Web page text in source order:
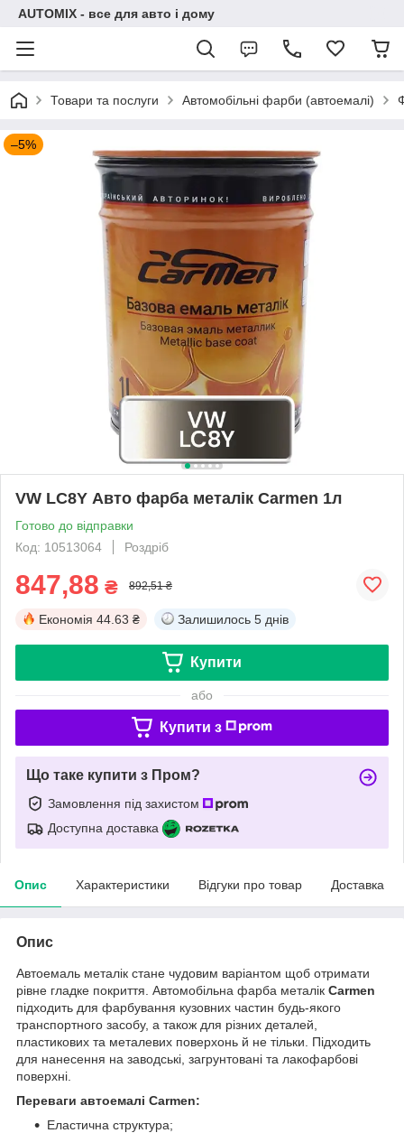
AUTOMIX - все для авто і дому
Товари та послуги Автомобільні фарби (автоемалі)
–5%
VW LC8Y Авто фарба металік Carmen 1л
Готово до відправки
Код: 10513064
Роздріб
847,88 ₴ 892,51 ₴
Економія 44.63 ₴ Залишилось 5 днів
Купити
або
Купити з
Що таке купити з Пром?
Замовлення під захистом
Доступна доставка
Опис Характеристики Відгуки про товар Доставка
Опис
Автоемаль металік стане чудовим варіантом щоб отримати
рівне гладке покриття. Автомобільна фарба металік Carmen
підходить для фарбування кузовних частин будь-якого
транспортного засобу, а також для різних деталей,
пластикових та металевих поверхонь й не тільки. Підходить
для нанесення на заводські, загрунтовані та лакофарбові
поверхні.
Переваги автоемалі Carmen:
Еластична структура;